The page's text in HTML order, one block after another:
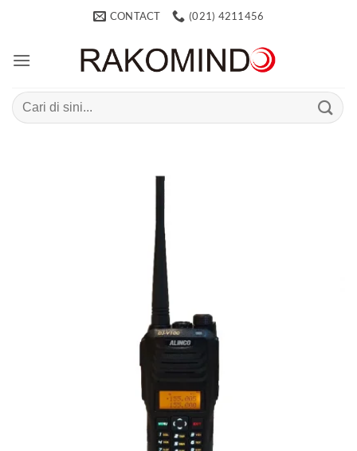
CONTACT (021) 4211456
Search
for: